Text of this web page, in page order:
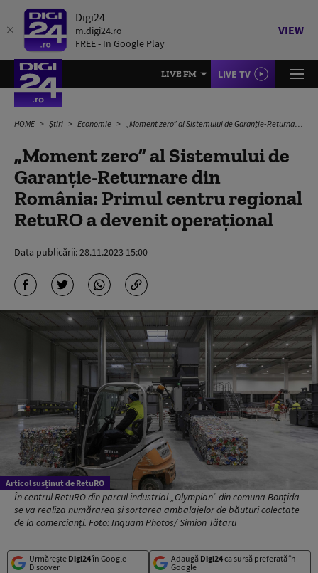
Digi24
m.digi24.ro
FREE - In Google Play
VIEW
LIVE FM LIVE TV
HOME Știri Economie „Moment zero” al Sistemului de Garanție-Returnare din România: Primul centru regional RetuRO a devenit operațional
„Moment zero” al Sistemului de
Garanție-Returnare din
România: Primul centru regional
RetuRO a devenit operațional
Data publicării:28.11.2023 15:00
Articol susținut de RetuRO
În centrul RetuRO din parcul industrial „Olympian” din comuna Bonțida
se va realiza numărarea și sortarea ambalajelor de băuturi colectate
de la comercianți. Foto: Inquam Photos/ Simion Tătaru
Urmărește Digi24în Google
Discover
Adaugă Digi24ca sursă preferată în
Google